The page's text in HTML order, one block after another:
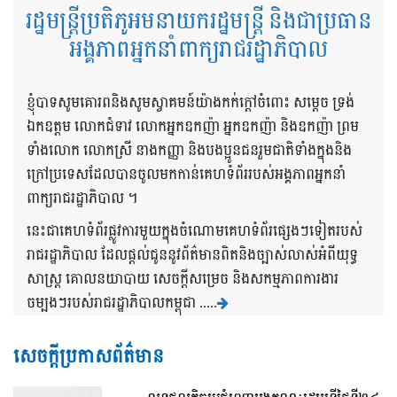
រដ្ឋមន្ត្រីប្រតិភូអមនាយករដ្ឋមន្ត្រី និងជាប្រធាន
អង្គភាពអ្នកនាំពាក្យរាជរដ្ឋាភិបាល
ខ្ញុំបាទសូមគោរពនិងសូមស្វាគមន៍យ៉ាងកក់ក្តៅចំពោះ សម្តេច ទ្រង់
ឯកឧត្តម លោកជំទាវ លោកអ្នកឧកញ៉ា អ្នកឧកញ៉ា និងឧកញ៉ា ព្រម
ទាំងលោក លោកស្រី នាងកញ្ញា និងបងប្អូនជនរួមជាតិទាំងក្នុងនិង
ក្រៅប្រទេសដែលបានចូលមកកាន់គេហទំព័ររបស់អង្គភាពអ្នកនាំ
ពាក្យរាជរដ្ឋាភិបាល ។
នេះជាគេហទំព័រផ្លូវការមួយក្នុងចំណោមគេហទំព័រផ្សេងៗទៀតរបស់
រាជរដ្ឋាភិបាល ដែលផ្តល់ជូននូវព័ត៌មានពិតនិងច្បាស់លាស់អំពីយុទ្ធ
សាស្រ្ត គោលនយាបាយ សេចក្តីសម្រេច និងសកម្មភាពការងារ
ចម្បងៗរបស់រាជរដ្ឋាភិបាលកម្ពុជា .....
សេចក្តីប្រកាសព័ត៌មាន